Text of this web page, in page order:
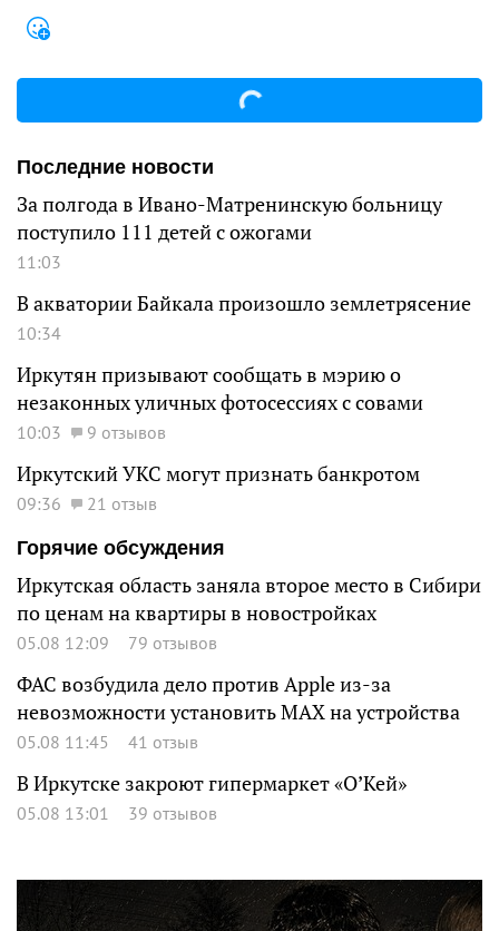
Последние новости
За полгода в Ивано-Матренинскую больницу
поступило 111 детей с ожогами
11:03
В акватории Байкала произошло землетрясение
10:34
Иркутян призывают сообщать в мэрию о
незаконных уличных фотосессиях с совами
10:03 9 отзывов
Иркутский УКС могут признать банкротом
09:36
21 отзыв
Горячие обсуждения
Иркутская область заняла второе место в Сибири
по ценам на квартиры в новостройках
05.08 12:09 79 отзывов
ФАС возбудила дело против Apple из-за
невозможности установить MAX на устройства
05.08 11:45 41 отзыв
В Иркутске закроют гипермаркет «О’Кей»
05.08 13:01 39 отзывов